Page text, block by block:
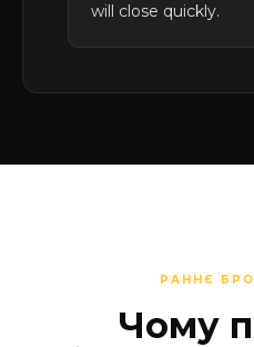
will close quickly.
РАННЄ
Чому